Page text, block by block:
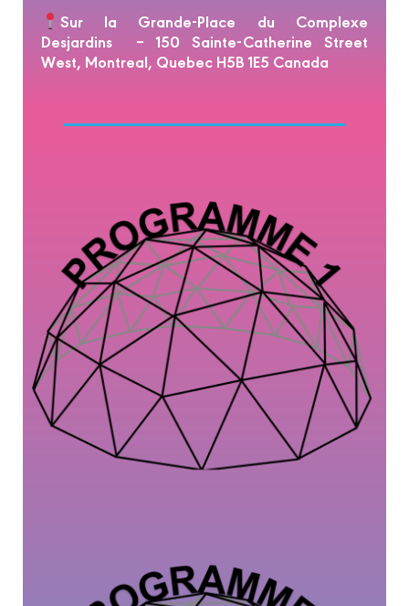
Sur la Grande-Place du Complexe
Desjardins – 150 Sainte-Catherine Street
West, Montreal, Quebec H5B 1E5 Canada